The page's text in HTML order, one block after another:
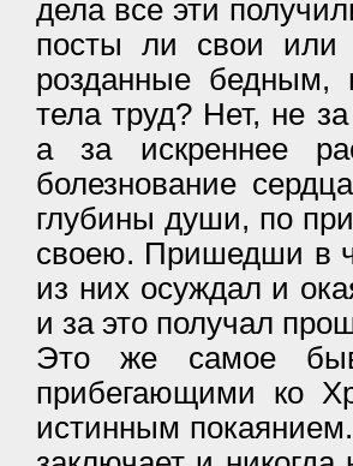
дела все эти
посты ли свои или
розданные бедным,
тела труд? Нет, не
а за искреннее
болезнование
глубины души, по
своею. Пришедши в
из них осуждал и
и за это получал
Это же самое
прибегающими ко
истинным